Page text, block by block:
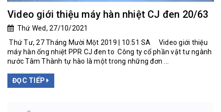
Video giới thiệu máy hàn nhiệt CJ đen 20/63
Thứ Wed, 27/10/2021
Thứ Tư, 27 Tháng Mười Một 2019 | 10:51 SA Video giới thiệu
máy hàn ống nhiệt PPR CJ đen to Công ty cổ phần vật tư ngành
nước Tâm Thành tự hào là một trong những đơn ...
ĐỌC TIẾP